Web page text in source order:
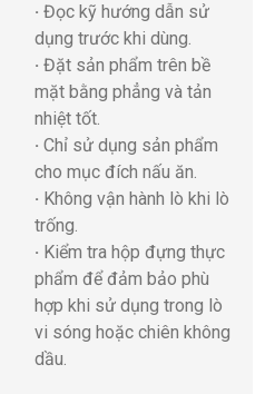
· Đọc kỹ hướng dẫn sử
dụng trước khi dùng.
· Đặt sản phẩm trên bề
mặt bằng phẳng và tản
nhiệt tốt.
· Chỉ sử dụng sản phẩm
cho mục đích nấu ăn.
· Không vận hành lò khi lò
trống.
· Kiểm tra hộp đựng thực
phẩm để đảm bảo phù
hợp khi sử dụng trong lò
vi sóng hoặc chiên không
dầu.